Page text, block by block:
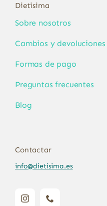
Dietisima
Sobre nosotros
Cambios y devoluciones
Formas de pago
Preguntas frecuentes
Blog
Contactar
info@dietisima.es